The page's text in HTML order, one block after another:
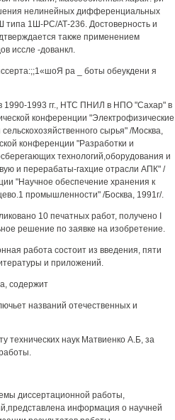
нелинейных дифференциальных
1Ш-РС/АТ-236. Достоверность и
также применением
иссле -дованкл.
ра _ боты обеукдени я
1990-1993 гг., НТС ПНИЛ в НПО "Сахар" в
конференции "Электрофизические
сырья" /Москва,
конференции "Разработки и
технологий,оборудования и
и перерабаты-гахцие отрасли АПК" /
"Научное обеспечение хранения к
промышленности" /Босква, 1991г/.
10 печатных работ, получено I
решение по заявке на изобретение.
работа состоит из введения, пяти
и приложений.
содержит
названий отечественных и
технических наук Матвиенко А.Б, за
диссертационной работы,
информация о научней